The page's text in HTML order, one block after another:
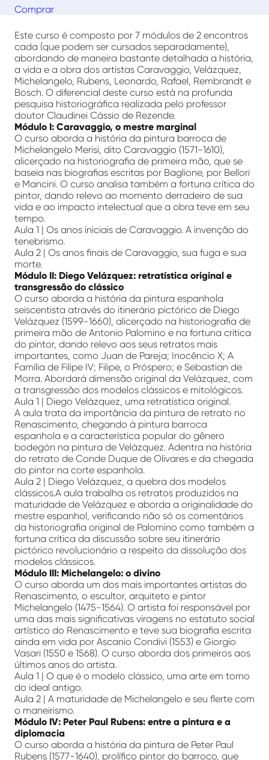
Comprar
Este curso é composto por 7 módulos de 2 encontros
cada (que podem ser cursados separadamente),
abordando de maneira bastante detalhada a história,
a vida e a obra dos artistas Caravaggio, Velázquez,
Michelangelo, Rubens, Leonardo, Rafael, Rembrandt e
Bosch. O diferencial deste curso está na profunda
pesquisa historiográfica realizada pelo professor
doutor Claudinei Cássio de Rezende.
Módulo I: Caravaggio, o mestre marginal
O curso aborda a história da pintura barroca de
Michelangelo Merisi, dito Caravaggio (1571-1610),
alicerçado na historiografia de primeira mão, que se
baseia nas biografias escritas por Baglione, por Bellori
e Mancini. O curso analisa também a fortuna crítica do
pintor, dando relevo ao momento derradeiro de sua
vida e ao impacto intelectual que a obra teve em seu
tempo.
Aula 1 | Os anos iniciais de Caravaggio. A invenção do
tenebrismo.
Aula 2 | Os anos finais de Caravaggio, sua fuga e sua
morte.
Módulo II: Diego Velázquez: retratística original e
transgressão do clássico
O curso aborda a história da pintura espanhola
seiscentista através do itinerário pictórico de Diego
Velázquez (1599-1660), alicerçado na historiografia de
primeira mão de Antonio Palomino e na fortuna crítica
do pintor, dando relevo aos seus retratos mais
importantes, como Juan de Pareja; Inocêncio X; A
Família de Filipe IV; Filipe, o Próspero; e Sebastian de
Morra. Abordará dimensão original da Velázquez, com
a transgressão dos modelos clássicos e mitológicos.
Aula 1 | Diego Velázquez, uma retratística original.
A aula trata da importância da pintura de retrato no
Renascimento, chegando à pintura barroca
espanhola e a característica popular do gênero
bodegón na pintura de Velázquez. Adentra na história
do retrato de Conde Duque de Olivares e da chegada
do pintor na corte espanhola.
Aula 2 | Diego Velázquez, a quebra dos modelos
clássicos.A aula trabalha os retratos produzidos na
maturidade de Velázquez e aborda a originalidade do
mestre espanhol, verificando não só os comentários
da historiografia original de Palomino como também a
fortuna crítica da discussão sobre seu itinerário
pictórico revolucionário a respeito da dissolução dos
modelos clássicos.
Módulo III: Michelangelo: o divino
O curso aborda um dos mais importantes artistas do
Renascimento, o escultor, arquiteto e pintor
Michelangelo (1475-1564). O artista foi responsável por
uma das mais significativas viragens no estatuto social
artístico do Renascimento e teve sua biografia escrita
ainda em vida por Ascanio Condivi (1553) e Giorgio
Vasari (1550 e 1568). O curso aborda dos primeiros aos
últimos anos do artista.
Aula 1 | O que é o modelo clássico, uma arte em torno
do ideal antigo.
Aula 2 | A maturidade de Michelangelo e seu flerte com
o maneirismo.
Módulo IV: Peter Paul Rubens: entre a pintura e a
diplomacia
O curso aborda a história da pintura de Peter Paul
Rubens (1577-1640), prolífico pintor do barroco, que